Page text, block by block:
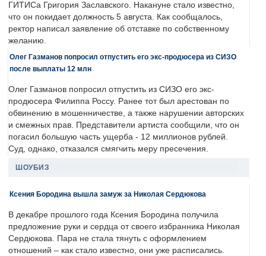
ГИТИСа Григория Заславского. Накануне стало известно,
что он покидает должность 5 августа. Как сообщалось,
ректор написал заявление об отставке по собственному
желанию.
Олег Газманов попросил отпустить его экс-продюсера из СИЗО
после выплаты 12 млн
Олег Газманов попросил отпустить из СИЗО его экс-
продюсера Филиппа Россу. Ранее тот был арестован по
обвинению в мошенничестве, а также нарушении авторских
и смежных прав. Представители артиста сообщили, что он
погасил большую часть ущерба - 12 миллионов рублей.
Суд, однако, отказался смягчить меру пресечения.
ШОУБИЗ
Ксения Бородина вышла замуж за Николая Сердюкова
В декабре прошлого года Ксения Бородина получила
предложение руки и сердца от своего избранника Николая
Сердюкова. Пара не стала тянуть с оформлением
отношений – как стало известно, они уже расписались.